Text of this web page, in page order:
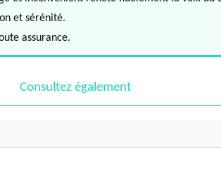
et sérénité.
assurance.
Consultez également